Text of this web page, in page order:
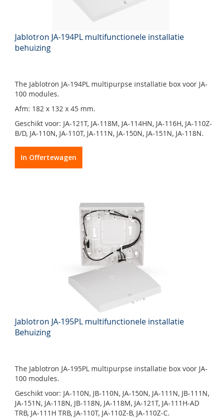
Jablotron JA-194PL multifunctionele installatie
behuizing
The Jablotron JA-194PL multipurpse installatie box voor JA-
100 modules.
Afm: 182 x 132 x 45 mm.
Geschikt voor: JA-121T, JA-118M, JA-114HN, JA-116H, JA-110Z-
B/D, JA-110N, JA-110T, JA-111N, JA-150N, JA-151N, JA-118N.
In Offertewagen
Jablotron JA-195PL multifunctionele installatie
Behuizing
The Jablotron JA-195PL multipurpse installatie box voor JA-
100 modules.
Geschikt voor: JA-110N, JB-110N, JA-150N, JA-111N, JB-111N,
JA-151N, JA-118N, JB-118N, JA-118M, JA-121T, JA-111H-AD
TRB, JA-111H TRB, JA-110T, JA-110Z-B, JA-110Z-C.